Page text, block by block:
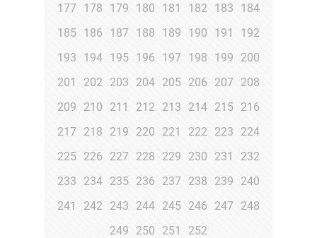
177
178 179 180 181 182 183
184
185
186 187 188 189 190 191
192
193
194 195 196 197 198 199
200
201
202 203 204 205 206 207
208
209
210 211 212 213 214 215
216
217
218 219 220 221 222 223
224
225
226 227 228 229 230 231
232
233
234 235 236 237 238 239
240
241
242 243 244 245 246 247
248
249
250 251 252